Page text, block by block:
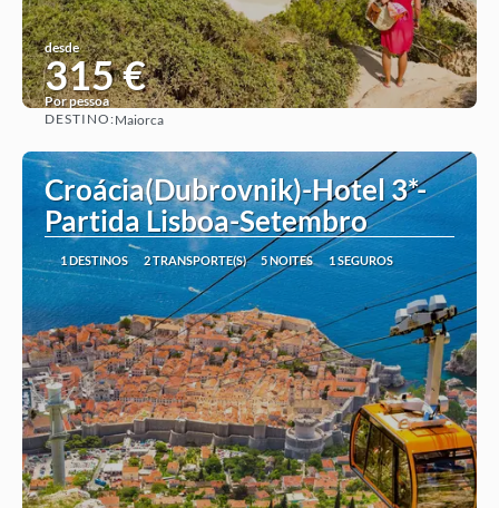
desde
315 €
Por pessoa
DESTINO:Maiorca
Croácia(Dubrovnik)-Hotel 3*-
Partida Lisboa-Setembro
1 DESTINOS 2 TRANSPORTE(S) 5 NOITES 1 SEGUROS